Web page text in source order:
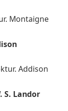
Montaigne
Addison
S. Landor